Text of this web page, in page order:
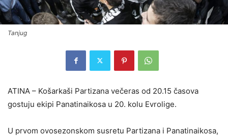
Tanjug
ATINA – Košarkaši Partizana večeras od 20.15 časova
gostuju ekipi Panatinaikosa u 20. kolu Evrolige.
U prvom ovosezonskom susretu Partizana i Panatinaikosa,